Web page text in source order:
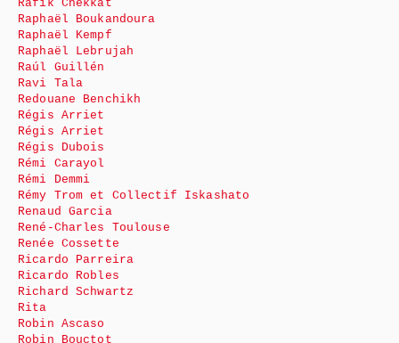
Rafik Chekkat
Raphaël Boukandoura
Raphaël Kempf
Raphaël Lebrujah
Raúl Guillén
Ravi Tala
Redouane Benchikh
Régis Arriet
Régis Arriet
Régis Dubois
Rémi Carayol
Rémi Demmi
Rémy Trom et Collectif Iskashato
Renaud Garcia
René-Charles Toulouse
Renée Cossette
Ricardo Parreira
Ricardo Robles
Richard Schwartz
Rita
Robin Ascaso
Robin Bouctot